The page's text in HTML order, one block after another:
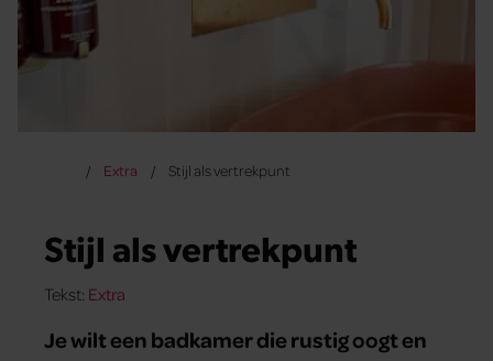
Extra Stijl als vertrekpunt
Stijl als vertrekpunt
Tekst: Extra
Je wilt een badkamer die rustig oogt en